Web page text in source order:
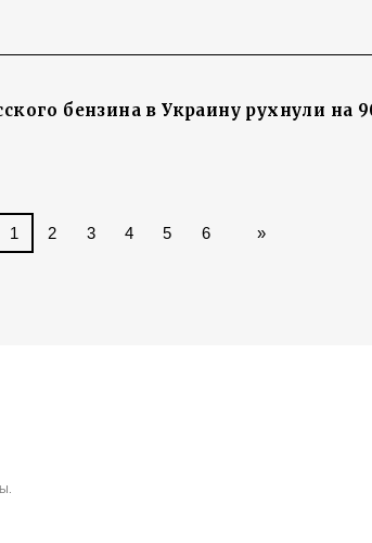
бензина в Украину рухнули на
1 2 3 4 5 6 »